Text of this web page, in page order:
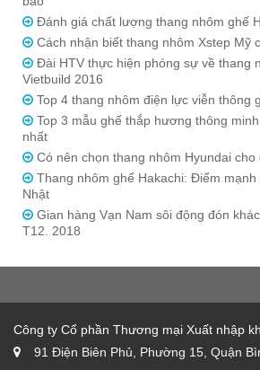
Đánh giá chất lượng thang nhôm ghế
Cách nhận biết thang nhôm Xstep Mỹ
Đài HTV thực hiện phóng sự về thang
Vietbuild 2016
Top 4 thang nhôm điện lực viễn thông
Top 3 mẫu ghế thắp hương thông
nhất
Có nên chọn thang nhôm Hyundai
Thang nhôm ghế Hakachi: Điểm
Nhật
Gian hàng Vạn Nam sôi động đón
T12. 2018
Công ty Cổ phần Thương mại Xuất nhập
91 Điện Biên Phủ, Phường 15, Quận